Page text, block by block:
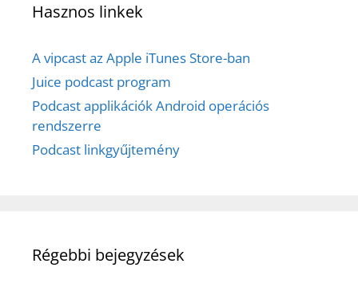
Hasznos linkek
A vipcast az Apple iTunes Store-ban
Juice podcast program
Podcast applikációk Android operációs
rendszerre
Podcast linkgyűjtemény
Régebbi bejegyzések